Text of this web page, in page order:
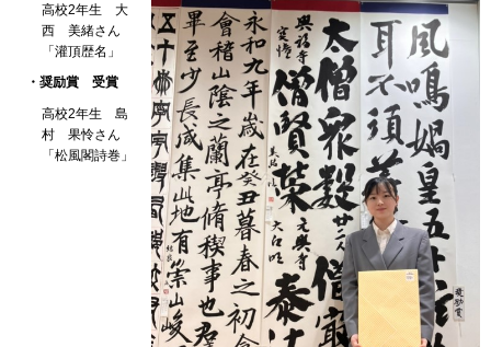
高校2年生 大
西 美緒さん
「灌頂歴名」
・奨励賞 受賞
高校2年生 島
村 果怜さん
「松風閣詩巻」